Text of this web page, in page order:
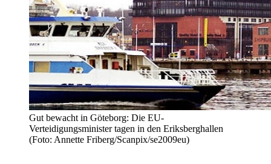
Gut bewacht in Göteborg: Die EU-
Verteidigungsminister tagen in den Eriksberghallen
(Foto: Annette Friberg/Scanpix/se2009eu)